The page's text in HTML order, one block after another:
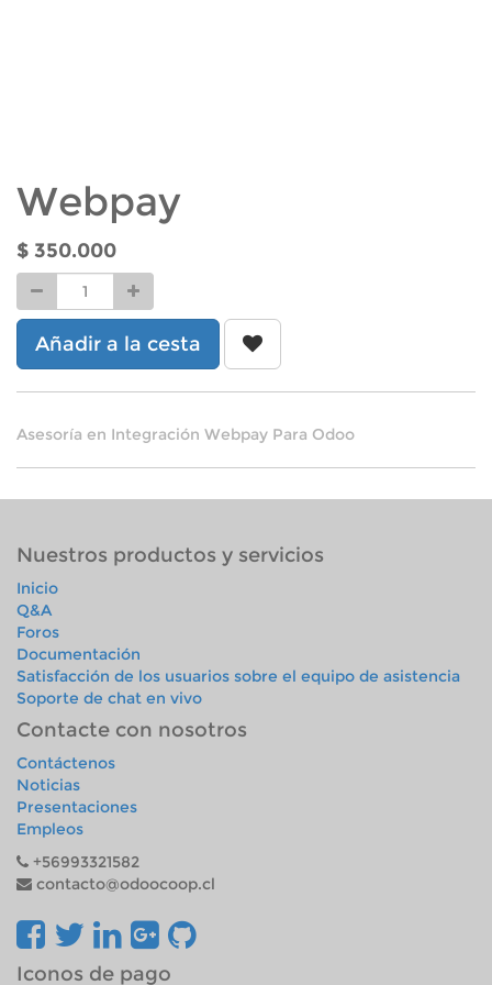
Webpay
$ 350.000
Añadir a la cesta
Asesoría en Integración Webpay Para Odoo
Nuestros productos y servicios
Inicio
Q&A
Foros
Documentación
Satisfacción de los usuarios sobre el equipo de asistencia
Soporte de chat en vivo
Contacte con nosotros
Contáctenos
Noticias
Presentaciones
Empleos
+56993321582
contacto@odoocoop.cl
Iconos de pago